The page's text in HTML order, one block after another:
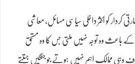
کردار کو اکثر داخلی سیاسی مسائل، معاشی
باعث وہ توجہ نہیں ملتی جس کا وہ مستحق
وہی ممالک اہم نہیں ہوتے جو جنگیں جیتتے